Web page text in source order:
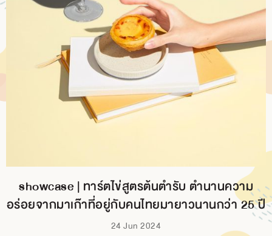
showcase | ทาร์ตไข่สูตรต้นตำรับ ตำนานความ
อร่อยจากมาเก๊าที่อยู่กับคนไทยมายาวนานกว่า 25 ปี
24 Jun 2024